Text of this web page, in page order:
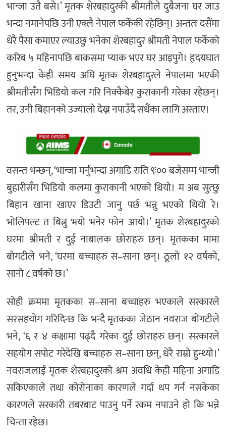
भान्जा उतै बसे।’ मृतक शेरबहादुरकी श्रीमतीले दुबैजना घर जाउ
भन्दा नमानेपछि उनी एक्लै नेपाल फर्केकी रहेछिन्। अन्ततः दसैंमा
धेरै पैसा कमाएर ल्याउछु भनेका शेरबहादुर श्रीमती नेपाल फर्केको
करिब ५ महिनापछि बाकसमा प्याक भएर घर आइपुगे। हृदयघात
हुनुभन्दा केही समय अघि मृतक शेरबहादुरले नेपालमा भएकी
श्रीमतीसँग भिडियो कल गरि निक्कैबेर कुराकानी गरेका रहेछन्।
तर, उनी बिहानको उज्यालो देख्न नपाउँदै सधैंका लागि अस्ताए।
वसन्त भन्छन्, ‘भान्जा मर्नुभन्दा अगाडि राति ९ः०० बजेसम्म भान्जी
बुहारीसँग भिडियो कलमा कुराकानी भएको थियो। म अब सुत्छु
बिहान खाना खाएर डिउटी जानु पर्छ भन्नु भएको थियो रे।
भोलिपल्ट त बित्नु भयो भनेर फोन आयो।’ मृतक शेरबहादुरको
घरमा श्रीमती र दुई नाबालक छोराहरु छन्। मृतकका मामा
बोगटीले भने, ‘घरमा बच्चाहरु स–साना छन्। ठूलो १२ वर्षको,
सानो ८ वर्षको छ।’
सोही क्रममा मृतकका स–साना बच्चाहरु भएकाले सरकारले
सरसहयोग गरिदिन्छ कि भन्दै मृतकका जेठान नवराज बोगटीले
भने, ‘६ र ४ कक्षामा पढ्दै गरेका दुई छोराहरु छन्। सरकारले
सहयोग सपोट गरेदेखि बच्चाहरु स–साना छन्, धेरै राम्रो हुन्थ्यो।’
नवराजलाई मृतक शेरबहादुरको श्रम अवधि केही महिना अगाडि
सकिएकाले तथा कोरोनाका कारणले गर्दा थप गर्न नसकेका
कारणले सरकारी तबरबाट पाउनु पर्ने रकम नपाउने हो कि भन्ने
चिन्ता रहेछ।